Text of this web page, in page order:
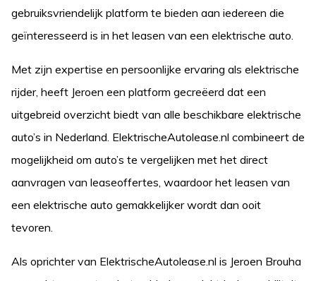
gebruiksvriendelijk platform te bieden aan iedereen die
geïnteresseerd is in het leasen van een elektrische auto.
Met zijn expertise en persoonlijke ervaring als elektrische
rijder, heeft Jeroen een platform gecreëerd dat een
uitgebreid overzicht biedt van alle beschikbare elektrische
auto’s in Nederland. ElektrischeAutolease.nl combineert de
mogelijkheid om auto’s te vergelijken met het direct
aanvragen van leaseoffertes, waardoor het leasen van
een elektrische auto gemakkelijker wordt dan ooit
tevoren.
Als oprichter van ElektrischeAutolease.nl is Jeroen Brouha